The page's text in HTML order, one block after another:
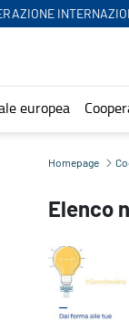
europea
Homepage
Elenco